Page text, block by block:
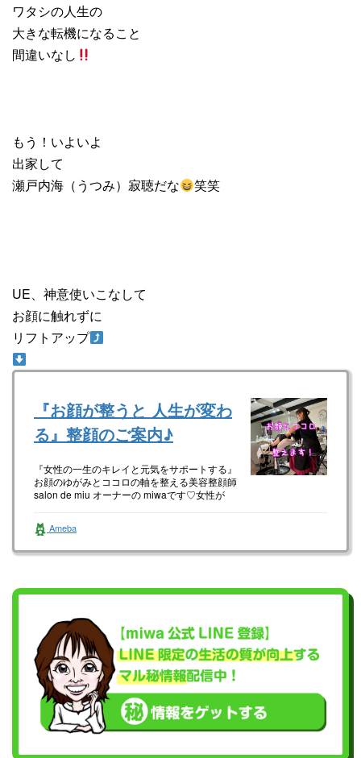
ワタシの人生の
大きな転機になること
間違いなし
もう！いよいよ
出家して
瀬戸内海（うつみ）寂聴だな
笑笑
UE、神意使いこなして
お顔に触れずに
リフトアップ
『お顔が整うと 人生が変わ
る』整顔のご案内♪
『女性の一生のキレイと元気をサポートする』
お顔のゆがみとココロの軸を整える美容整顔師
salon de miu オーナーの miwaです♡女性が
Ameba